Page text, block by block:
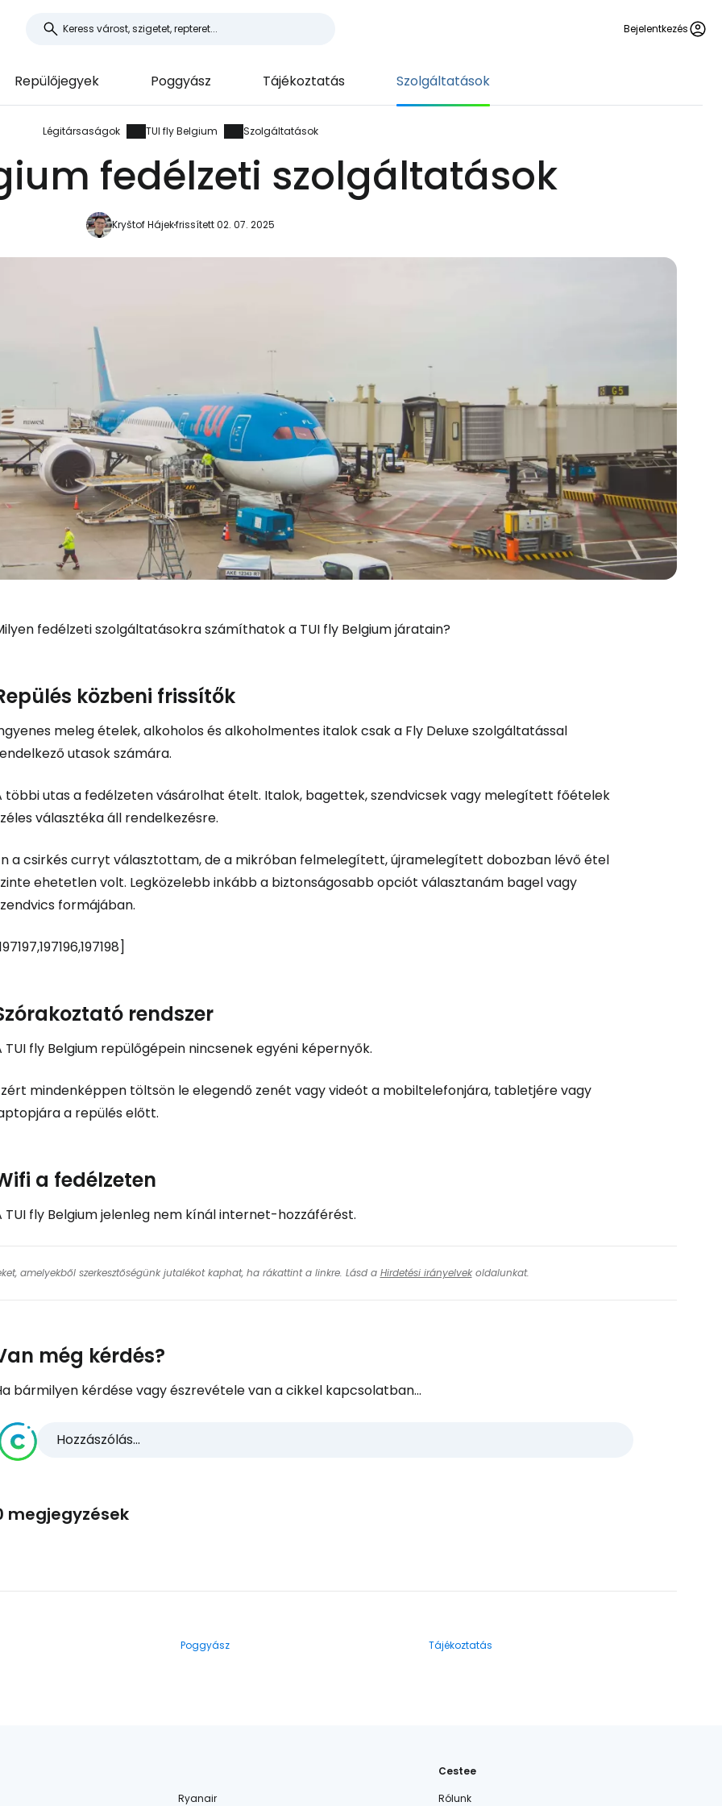
Bejelentkezés
Repülőjegyek Poggyász Tájékoztatás Szolgáltatások
Légitársaságok TUI fly Belgium Szolgáltatások
fedélzeti szolgáltatások
Kryštof Hájekfrissített 02. 07. 2025
fedélzeti szolgáltatásokra számíthatok a TUI fly Belgium járatain?
közbeni frissítők
meleg ételek, alkoholos és alkoholmentes italok csak a Fly Deluxe szolgáltatással
utasok számára.
többi utas a fedélzeten vásárolhat ételt. Italok, bagettek, szendvicsek vagy melegített főételek
választéka áll rendelkezésre.
a csirkés curryt választottam, de a mikróban felmelegített, újramelegített dobozban lévő étel
ehetetlen volt. Legközelebb inkább a biztonságosabb opciót választanám bagel vagy
formájában.
rendszer
TUI fly Belgium repülőgépein nincsenek egyéni képernyők.
mindenképpen töltsön le elegendő zenét vagy videót a mobiltelefonjára, tabletjére vagy
a repülés előtt.
a fedélzeten
TUI fly Belgium jelenleg nem kínál internet-hozzáférést.
amelyekből szerkesztőségünk jutalékot kaphat, ha rákattint a linkre. Lásd a Hirdetési irányelvekoldalunkat.
még kérdés?
bármilyen kérdése vagy észrevétele van a cikkel kapcsolatban...
Hozzászólás...
megjegyzések
Poggyász Tájékoztatás
Ryanair
Cestee
Rólunk
Bejelentkezés a Cestee-be
... az utazási közösség világszerte